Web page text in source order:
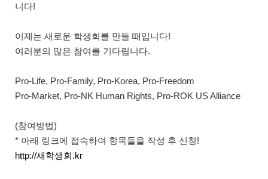
니다!
이제는 새로운 학생회를 만들 때입니다!
여러분의 많은 참여를 기다립니다.
Pro-Life, Pro-Family, Pro-Korea, Pro-Freedom
Pro-Market, Pro-NK Human Rights, Pro-ROK US Alliance
(참여방법)
* 아래 링크에 접속하여 항목들을 작성 후 신청!
http://새학생회.kr​